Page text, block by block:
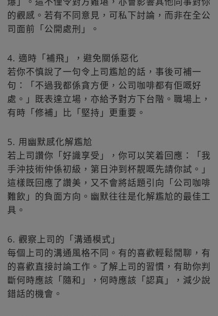
的觀感。若有不同意見，可私下討論，而非在全公
司面前「公開處刑」。
4. 適時「補飛」，避免關係惡化
若你不慎說了一句令上司尷尬的話，事後可補一
句：「不過我都係貪方便，公司咖啡都有佢嘅好
處。」既表達立場，亦給予對方下台階。職場上，
有時「修補」比「堅持」更重要。
5. 用幽默感化解尷尬
若上司讚你「好識享受」，你可以笑着回應：「我
手沖技術仲係初級，第日沖到杯靚嘅先請你試。」
這樣既回應了讚美，又不會將話題引向「公司咖啡
難飲」的負面方向。幽默往往是化解尷尬的最佳工
具。
6. 觀察上司的「溝通模式」
每個上司的溝通風格不同。有的喜歡輕鬆閒聊，有
的喜歡直接討論工作。了解上司的習慣，有助你判
斷何時應該「隨和」，何時應該「認真」，減少說
錯話的機會。